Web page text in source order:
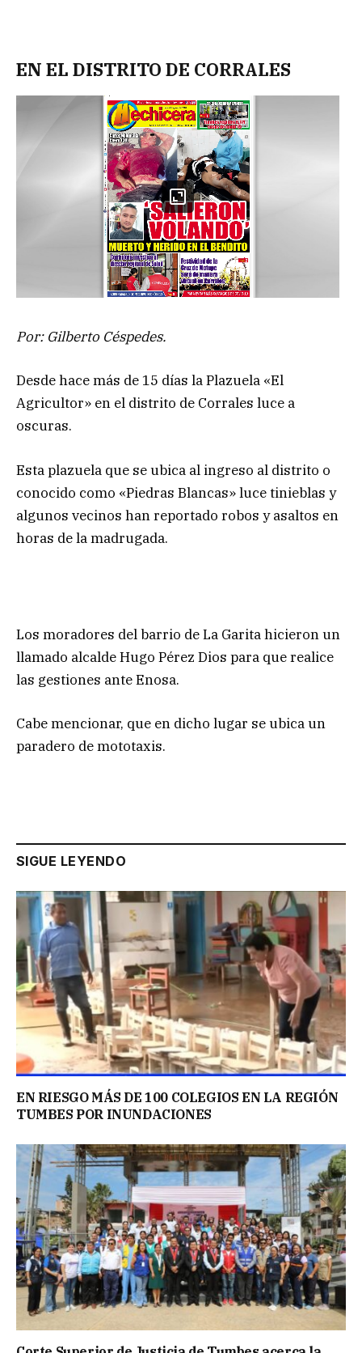
EN EL DISTRITO DE CORRALES
Por: Gilberto Céspedes.
Desde hace más de 15 días la Plazuela «El
Agricultor» en el distrito de Corrales luce a
oscuras.
Esta plazuela que se ubica al ingreso al distrito o
conocido como «Piedras Blancas» luce tinieblas y
algunos vecinos han reportado robos y asaltos en
horas de la madrugada.
Los moradores del barrio de La Garita hicieron un
llamado alcalde Hugo Pérez Dios para que realice
las gestiones ante Enosa.
Cabe mencionar, que en dicho lugar se ubica un
paradero de mototaxis.
SIGUE LEYENDO
EN RIESGO MÁS DE 100 COLEGIOS EN LA REGIÓN
TUMBES POR INUNDACIONES